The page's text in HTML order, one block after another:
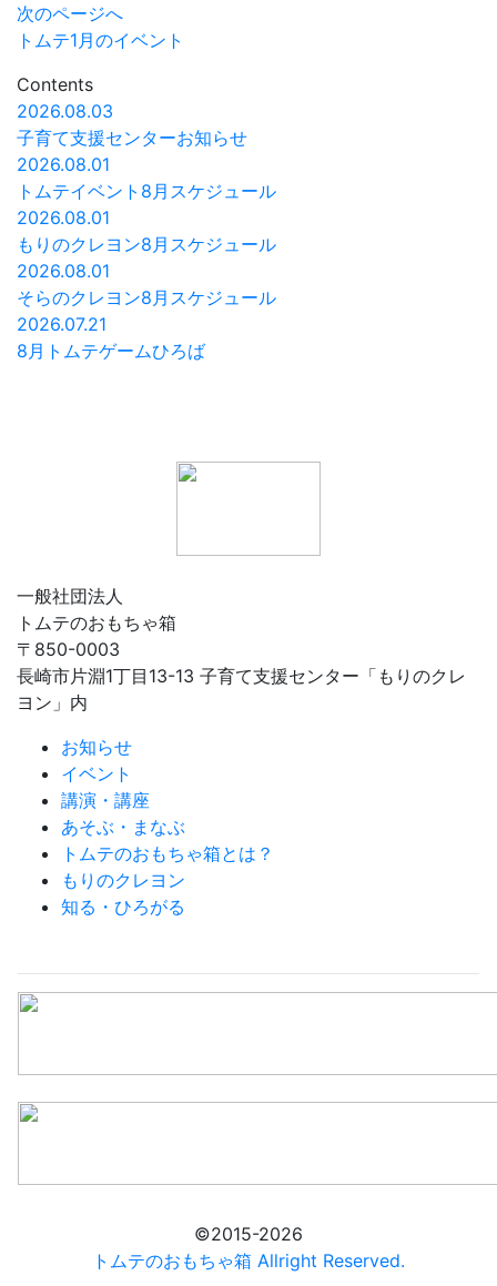
次のページへ
トムテ1月のイベント
Contents
2026.08.03
子育て支援センターお知らせ
2026.08.01
トムテイベント8月スケジュール
2026.08.01
もりのクレヨン8月スケジュール
2026.08.01
そらのクレヨン8月スケジュール
2026.07.21
8月トムテゲームひろば
一般社団法人
トムテのおもちゃ箱
〒850-0003
長崎市片淵1丁目13-13 子育て支援センター「もりのクレ
ヨン」内
お知らせ
イベント
講演・講座
あそぶ・まなぶ
トムテのおもちゃ箱とは？
もりのクレヨン
知る・ひろがる
©2015-2026
トムテのおもちゃ箱 Allright Reserved.